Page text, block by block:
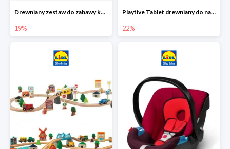
Drewniany zestaw do zabawy kolejką - farma i wiadukt
19%
Playtive Tablet drewniany do nauki, interaktywny
22%